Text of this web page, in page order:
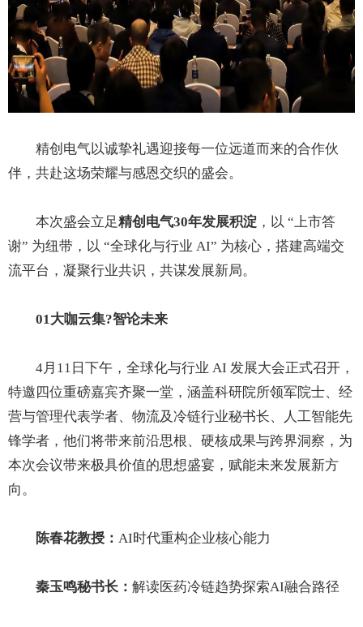
精创电气以诚挚礼遇迎接每一位远道而来的合作伙
伴，共赴这场荣耀与感恩交织的盛会。
本次盛会立足精创电气30年发展积淀 ，以 “上市答
谢” 为纽带，以 “全球化与行业 AI” 为核心，搭建高端交
流平台，凝聚行业共识，共谋发展新局。
01大咖云集?智论未来
4月11日下午，全球化与行业 AI 发展大会正式召开，
特邀四位重磅嘉宾齐聚一堂，涵盖科研院所领军院士、经
营与管理代表学者、物流及冷链行业秘书长、人工智能先
锋学者，他们将带来前沿思根、硬核成果与跨界洞察，为
本次会议带来极具价值的思想盛宴，赋能未来发展新方
向。
陈春花教授： AI时代重构企业核心能力
秦玉鸣秘书长： 解读医药冷链趋势探索AI融合路径